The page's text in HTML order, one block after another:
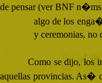
de pensar (verBNF
algo de los
y ceremonias, no
Como se dijo, los
aquellas provincias. As�